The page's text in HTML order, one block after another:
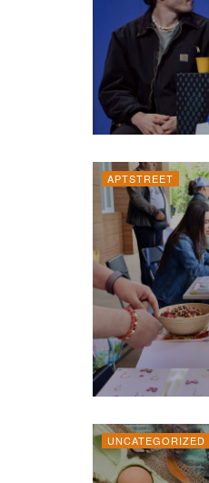
AРТSTREET
UNCATEGORIZED